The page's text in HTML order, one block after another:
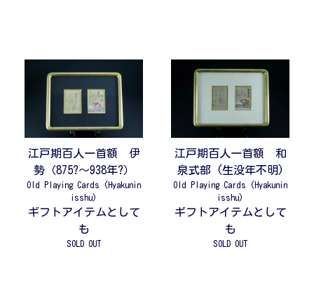
江戸期百人一首額 伊
勢（875?～938年?）
Old Playing Cards (Hyakunin
isshu)
ギフトアイテムとして
も
SOLD OUT
江戸期百人一首額 和
泉式部 (生没年不明)
Old Playing Cards (Hyakunin
isshu)
ギフトアイテムとして
も
SOLD OUT